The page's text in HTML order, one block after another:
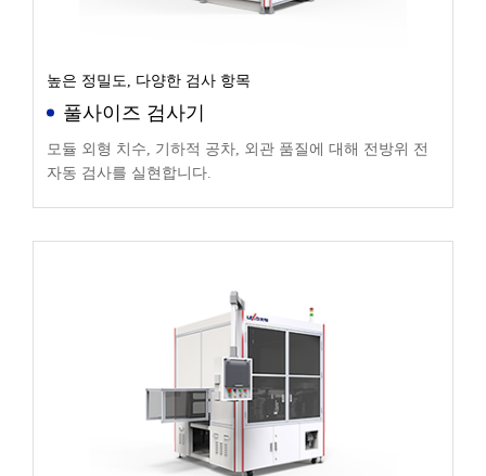
높은 정밀도, 다양한 검사 항목
풀사이즈 검사기
모듈 외형 치수, 기하적 공차, 외관 품질에 대해 전방위 전
자동 검사를 실현합니다.